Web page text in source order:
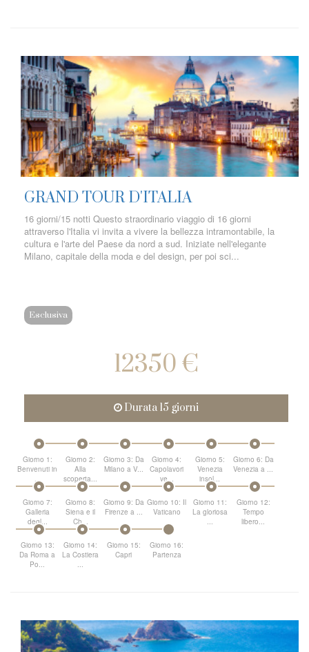
GRAND TOUR D'ITALIA
16 giorni/15 notti Questo straordinario viaggio di 16 giorni
attraverso l'Italia vi invita a vivere la bellezza intramontabile, la
cultura e l'arte del Paese da nord a sud. Iniziate nell'elegante
Milano, capitale della moda e del design, per poi sci...
Esclusiva
12350 €
Durata 15 giorni
Giorno 1:
Benvenuti in
...
Giorno 2:
Alla
scoperta...
Giorno 3: Da
Milano a V...
Giorno 4:
Capolavori
ve...
Giorno 5:
Venezia
insol...
Giorno 6: Da
Venezia a ...
Giorno 7:
Galleria
degl...
Giorno 8:
Siena e il
Ch...
Giorno 9: Da
Firenze a ...
Giorno 10: Il
Vaticano
Giorno 11:
La gloriosa
...
Giorno 12:
Tempo
libero...
Giorno 13:
Da Roma a
Po...
Giorno 14:
La Costiera
...
Giorno 15:
Capri
Giorno 16:
Partenza